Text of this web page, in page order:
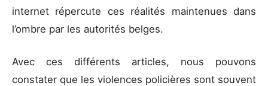
internet répercute ces réalités maintenues dans
l’ombre par les autorités belges.
Avec ces différents articles, nous pouvons
constater que les violences policières sont souvent